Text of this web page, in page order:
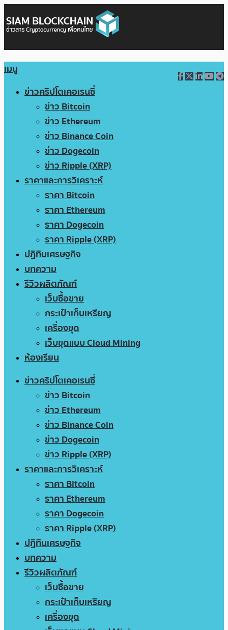
เมนู
ข่าวคริปโตเคอเรนซี่
ข่าว Bitcoin
ข่าว Ethereum
ข่าว Binance Coin
ข่าว Dogecoin
ข่าว Ripple (XRP)
ราคาและการวิเคราะห์
ราคา Bitcoin
ราคา Ethereum
ราคา Dogecoin
ราคา Ripple (XRP)
ปฏิทินเศรษฐกิจ
บทความ
รีวิวผลิตภัณฑ์
เว็บซื้อขาย
กระเป๋าเก็บเหรียญ
เครื่องขุด
เว็บขุดแบบ Cloud Mining
ห้องเรียน
ข่าวคริปโตเคอเรนซี่
ข่าว Bitcoin
ข่าว Ethereum
ข่าว Binance Coin
ข่าว Dogecoin
ข่าว Ripple (XRP)
ราคาและการวิเคราะห์
ราคา Bitcoin
ราคา Ethereum
ราคา Dogecoin
ราคา Ripple (XRP)
ปฏิทินเศรษฐกิจ
บทความ
รีวิวผลิตภัณฑ์
เว็บซื้อขาย
กระเป๋าเก็บเหรียญ
เครื่องขุด